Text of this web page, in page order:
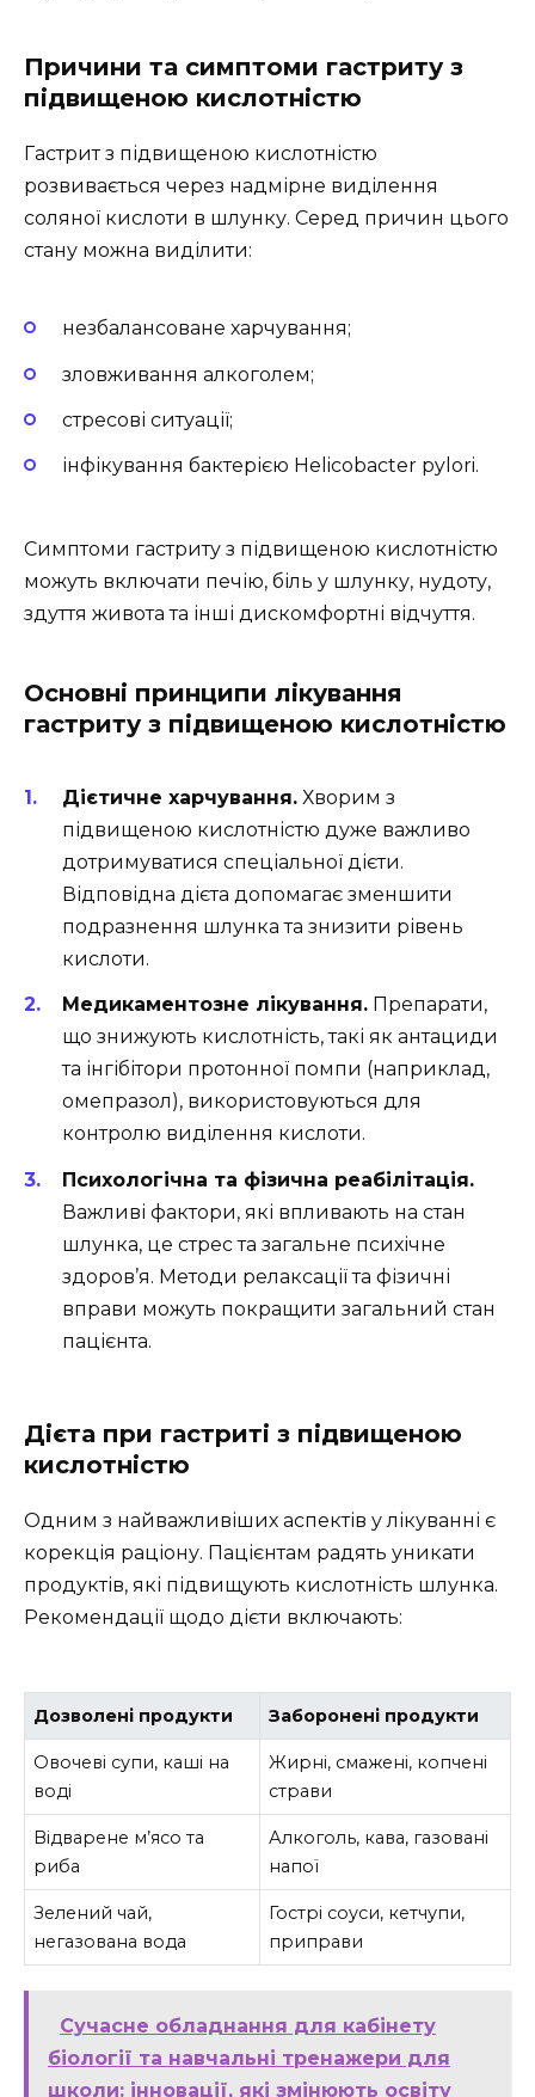
Причини та симптоми гастриту з
підвищеною кислотністю
Гастрит з підвищеною кислотністю
розвивається через надмірне виділення
соляної кислоти в шлунку. Серед причин цього
стану можна виділити:
незбалансоване харчування;
зловживання алкоголем;
стресові ситуації;
інфікування бактерією Helicobacter pylori.
Симптоми гастриту з підвищеною кислотністю
можуть включати печію, біль у шлунку, нудоту,
здуття живота та інші дискомфортні відчуття.
Основні принципи лікування
гастриту з підвищеною кислотністю
Дієтичне харчування. Хворим з
підвищеною кислотністю дуже важливо
дотримуватися спеціальної дієти.
Відповідна дієта допомагає зменшити
подразнення шлунка та знизити рівень
кислоти.
Медикаментозне лікування. Препарати,
що знижують кислотність, такі як антациди
та інгібітори протонної помпи (наприклад,
омепразол), використовуються для
контролю виділення кислоти.
Психологічна та фізична реабілітація.
Важливі фактори, які впливають на стан
шлунка, це стрес та загальне психічне
здоров’я. Методи релаксації та фізичні
вправи можуть покращити загальний стан
пацієнта.
Дієта при гастриті з підвищеною
кислотністю
Одним з найважливіших аспектів у лікуванні є
корекція раціону. Пацієнтам радять уникати
продуктів, які підвищують кислотність шлунка.
Рекомендації щодо дієти включають:
Дозволені продукти Заборонені продукти
Овочеві супи, каші на
воді
Жирні, смажені, копчені
страви
Відварене м’ясо та
риба
Алкоголь, кава, газовані
напої
Зелений чай,
негазована вода
Гострі соуси, кетчупи,
приправи
Сучасне обладнання для кабінету
біології та навчальні тренажери для
школи: інновації, які змінюють освіту